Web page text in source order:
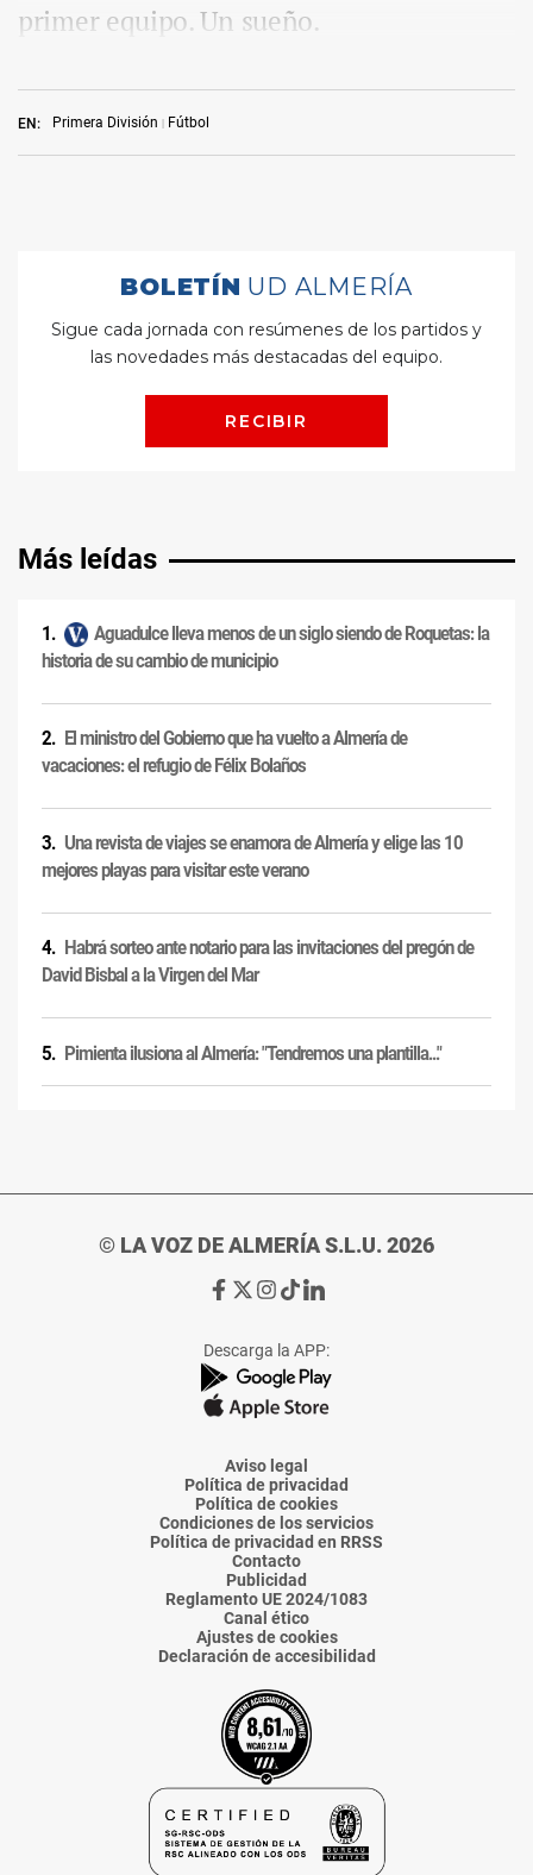
EN: Primera División Fútbol
primer equipo. Un sueño.
Más leídas
Aguadulce lleva menos de un siglo siendo de Roquetas: la
historia de su cambio de municipio
El ministro del Gobierno que ha vuelto a Almería de
vacaciones: el refugio de Félix Bolaños
Una revista de viajes se enamora de Almería y elige las 10
mejores playas para visitar este verano
Habrá sorteo ante notario para las invitaciones del pregón de
David Bisbal a la Virgen del Mar
Pimienta ilusiona al Almería: "Tendremos una plantilla..."
© LA VOZ DE ALMERÍA S.L.U. 2026
Ir
de
La
Voz
Almería
Ir
de
La
Voz
Almería
Ir
de
La
Voz
Almería
Ir
de
La
Voz
Almería
Ir
de
La
Voz
Descarga la APP:
Aviso legal
Política de privacidad
Política de cookies
Condiciones de los servicios
Política de privacidad en RRSS
Contacto
Publicidad
Reglamento UE 2024/1083
Canal ético
Ajustes de cookies
Declaración de accesibilidad